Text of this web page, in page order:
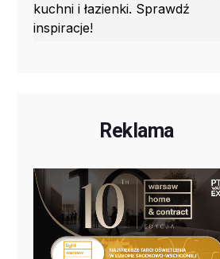
kuchni i łazienki. Sprawdź
inspiracje!
Reklama